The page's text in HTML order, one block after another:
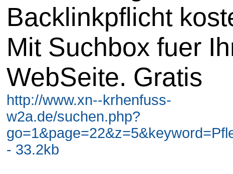
Backlinkpflicht
Mit Suchbox fuer
WebSeite. Gratis
http://www.xn--krhenfuss-
w2a.de/suchen.php?
- 33.2kb